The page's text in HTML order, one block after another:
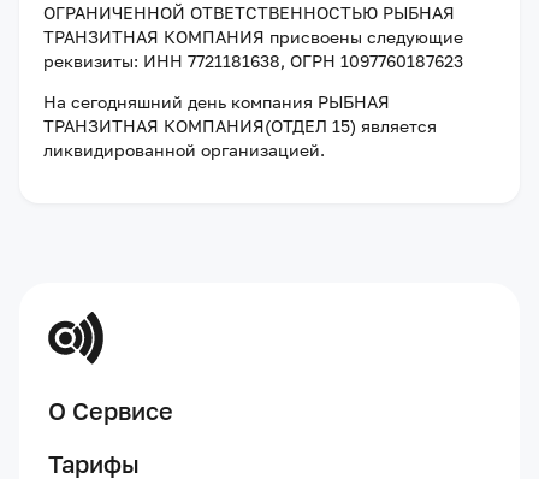
ОГРАНИЧЕННОЙ ОТВЕТСТВЕННОСТЬЮ РЫБНАЯ
ТРАНЗИТНАЯ КОМПАНИЯ присвоены следующие
реквизиты: ИНН 7721181638, ОГРН 1097760187623
На сегодняшний день компания РЫБНАЯ
ТРАНЗИТНАЯ КОМПАНИЯ(ОТДЕЛ 15) является
ликвидированной организацией.
О Сервисе
Тарифы